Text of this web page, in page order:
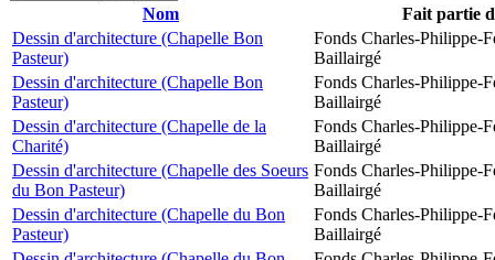
Nom
Fait partie
Dessin d'architecture (Chapelle Bon
Pasteur)
Fonds Charles-Philippe-
Baillairgé
Dessin d'architecture (Chapelle Bon
Pasteur)
Fonds Charles-Philippe-
Baillairgé
Dessin d'architecture (Chapelle de la
Charité)
Fonds Charles-Philippe-
Baillairgé
Dessin d'architecture (Chapelle des Soeurs
du Bon Pasteur)
Fonds Charles-Philippe-
Baillairgé
Dessin d'architecture (Chapelle du Bon
Pasteur)
Fonds Charles-Philippe-
Baillairgé